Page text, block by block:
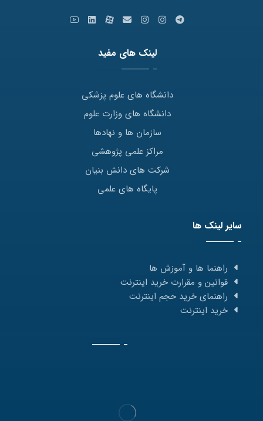
لینک های مفید
دانشگاه های علوم پزشکی
دانشگاه های وزارت علوم
سازمان ها و نهادها
مراکز علمی پژوهشی
شرکت های دانش بنیان
پایگاه های علمی
سایر لینک ها
راهنما ها و آموزش ها
قوانین و مقرارت خرید اینترنت
راهنمای خرید حجم اینترنت
خرید اینترنت